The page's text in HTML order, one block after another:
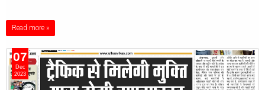
Read more »
07
Dec
2023